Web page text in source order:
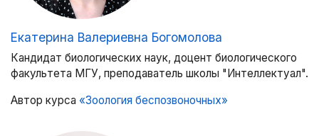
Екатерина Валериевна Богомолова
Кандидат биологических наук, доцент биологического
факультета МГУ, преподаватель школы "Интеллектуал".
Автор курса «Зоология беспозвоночных»